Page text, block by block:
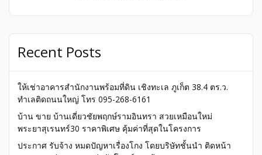
Recent Posts
ให้เช่าอาคารสำนักงานพร้อมที่ดิน เชิงทะเล ภูเก็ต 38.4 ตร.ว.
ทำเลติดถนนใหญ่ โทร 095-268-6161
บ้าน ขาย บ้านเดี่ยวชัยพฤกษ์รามอินทรา สวยเหมือนใหม่
พระยาสุเรนทร์30 ราคาพิเศษ คุ้มค่าที่สุดในโครงการ
ประกาศ รับจ้าง หมดปัญหาเรื่องโกง โดยบริษัทชั้นนำ ติดหน้า